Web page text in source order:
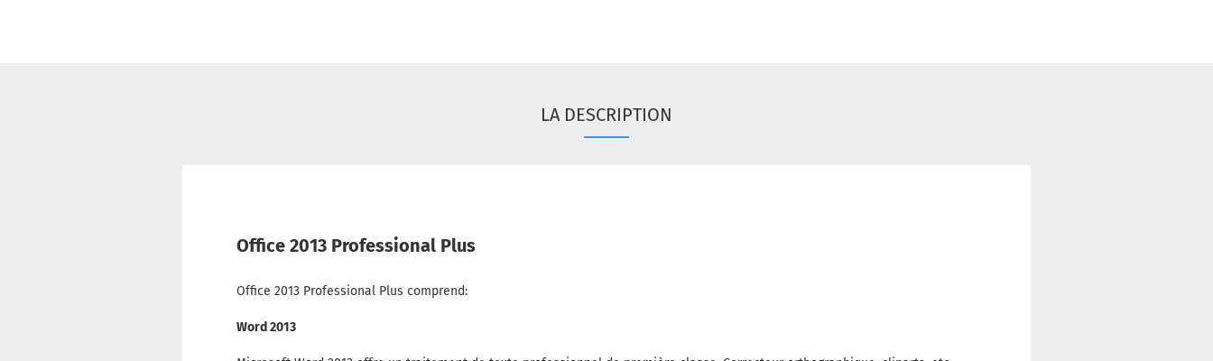
LA DESCRIPTION
Office 2013 Professional Plus
Office 2013 Professional Plus comprend:
Word 2013